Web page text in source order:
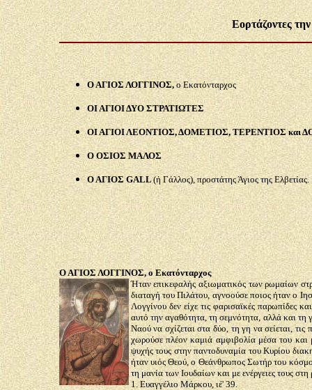
Εορτάζοντες
Ο ΑΓΙΟΣ ΛΟΓΓΙΝΟΣ,ο Εκατόνταρχος
ΟΙ ΑΓΙΟΙ ΔΥΟ ΣΤΡΑΤΙΩΤΕΣ
ΟΙ ΑΓΙΟΙ ΛΕΟΝΤΙΟΣ, ΔΟΜΕΤΙΟΣ, ΤΕΡΕΝΤΙΟΣ και
Ο ΟΣΙΟΣ ΜΑΛΟΣ
Ο ΑΓΙΟΣ GALL(ή Γάλλος), προστάτης Άγιος της Ελβετίας.
Ο ΑΓΙΟΣ ΛΟΓΓΙΝΟΣ, ο Εκατόνταρχος
Ήταν επικεφαλής αξιωματικός των ρωμαίων
διαταγή του Πιλάτου, αγνοούσε ποιος ήταν ο
Λογγίνου δεν είχε τις φαρισαϊκές παρωπίδες
αυτό την αγαθότητα, τη σεμνότητα, αλλά και τη
Ναού να σχίζεται στα δύο, τη γη να σείεται,
χωρούσε πλέον καμιά αμφιβολία μέσα του
ψυχής τους στην παντοδυναμία του Κυρίου
ήταν υιός Θεού, ο Θεάνθρωπος Σωτήρ του
τη μανία των Ιουδαίων και με ενέργειες τους
1. Ευαγγέλιο Μάρκου, ιέ' 39.